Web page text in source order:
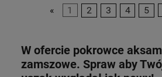
« 1 2 3 4 5
W ofercie pokrowce
zamszowe. Spraw aby